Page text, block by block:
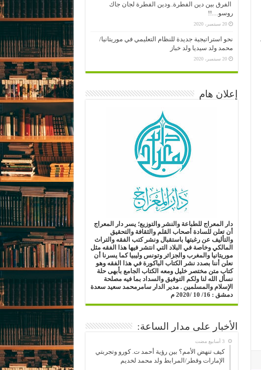
الفرق بين دين الفطرة..ودين الفطرة لجان جاك
روسو…!!
20 سبتمبر، 2020
نحو استراتيجية جديدة للنظام التعليمي في موريتانيا/
محمد ولد سيديا ولد خباز
20 سبتمبر، 2020
إعلان هام
دار المعراج للطباعة والنشر والتوزيع؛ يسر دار المعراج
أن تعلن للسادة أصحاب القلم والثقافة والتحقيق
والتأليف عن رغبتها باستقبال ونشر كتب الفقه والتراث
المالكي وخاصة في البلاد التي انتشر فيها هذا الفقه مثل
موريتانيا والمغرب والجزائر وتونس وليبيا كما يسرنا أن
نعلن أننا بصدد نشر الكتاب الباكورة في هذا الفقه وهو
كتاب متن مختصر خليل ومعه الكتاب الجامع بأبهى حلة
نسأل الله لنا ولكم التوفيق والسداد بما فيه مصلحة
الإسلام والمسلمين . مدير الدار سامرمحمد سعيد سعدة
دمشق : 16/ 10 /2020 م
الأخبار على مدار الساعة:
‏3 أسابيع مضت
كيف تنهض الأمم؟ بين رؤية أحمد ت. كورو وتجربتي
الإمارات وقطر/المرابط ولد محمد لخديم